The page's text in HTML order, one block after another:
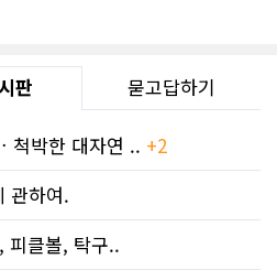
판 묻고답하기
척박한 대자연 .. +2
관하여.
피클볼, 탁구..